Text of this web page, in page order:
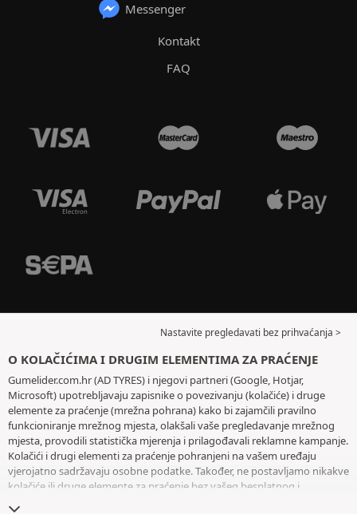
Messenger
Kontakt
FAQ
Nastavite pregledavati bez prihvaćanja >
O KOLAČIĆIMA I DRUGIM ELEMENTIMA ZA PRAĆENJE
Gumelider.com.hr (AD TYRES) i njegovi partneri (Google, Hotjar,
Microsoft) upotrebljavaju zapisnike o povezivanju (kolačiće) i druge
elemente za praćenje (mrežna pohrana) kako bi zajamčili pravilno
funkcioniranje mrežnog mjesta, olakšali vaše pregledavanje mrežnog
mjesta, provodili statistička mjerenja i prilagođavali reklamne kampanje.
Kolačići i drugi elementi za praćenje pohranjeni na vašem uređaju
vjerojatno sadržavaju osobne podatke. Također, ne postavljamo nikakve
kolačiće ili druge elemente za praćenje bez vašeg besplatnog i